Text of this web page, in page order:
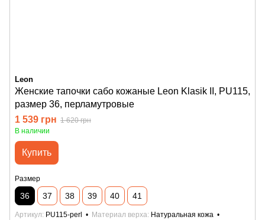
Leon
Женские тапочки сабо кожаные Leon Klasik II, PU115,
размер 36, перламутровые
1 539 грн 1 620 грн
В наличии
Купить
Размер
36 37 38 39 40 41
Артикул PU115-perl Материал верха Натуральная кожа